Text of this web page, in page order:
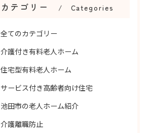
カテゴリー Categories
全てのカテゴリー
介護付き有料老人ホーム
住宅型有料老人ホーム
サービス付き高齢者向け住宅
池田市の老人ホーム紹介
介護離職防止